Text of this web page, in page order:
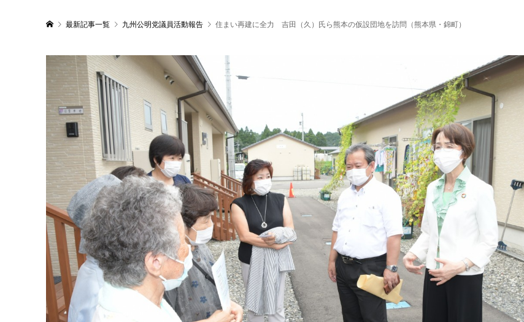
最新記事一覧 九州公明党議員活動報告 住まい再建に全力 吉田（久）氏ら熊本の仮設団地を訪問（熊本県・錦町）